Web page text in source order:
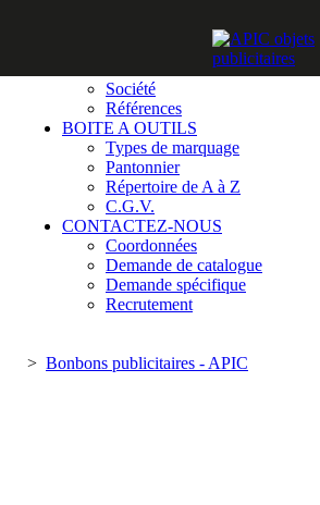
QUI SOMMES-NOUS
Société
Références
BOITE A OUTILS
Types de marquage
Pantonnier
Répertoire de A à Z
C.G.V.
CONTACTEZ-NOUS
Coordonnées
Demande de catalogue
Demande spécifique
Recrutement
> Bonbons publicitaires - APIC